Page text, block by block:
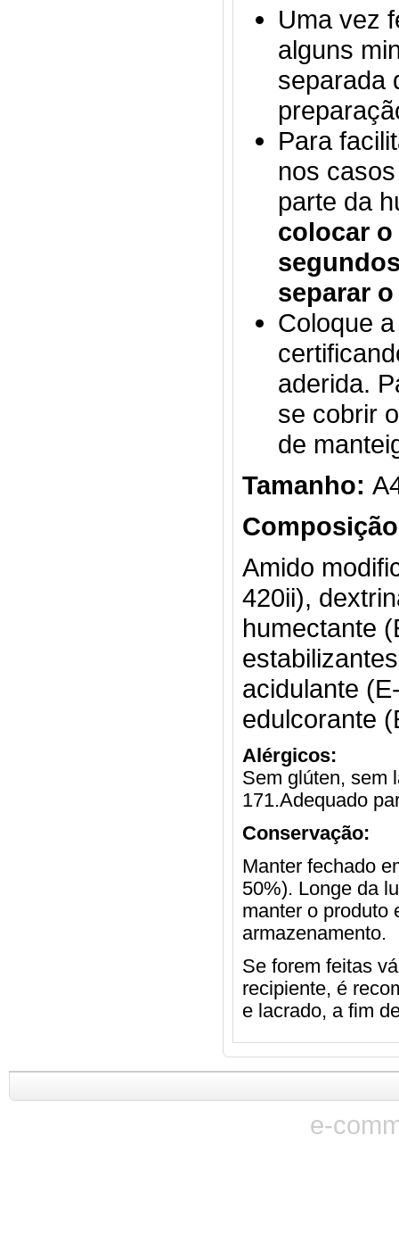
Uma vez
alguns
separada
Para
nos
parte da
colocar
separar
Coloque
aderida.
se cobrir
de
Tamanho:
Amido
420ii),
humectante
acidulante
edulcorante
Alérgicos:
Sem glúten, sem
171.Adequado
Conservação:
Manter fechado
50%). Longe da
manter o produto
armazenamento.
Se forem feitas
recipiente, é
e lacrado, a fim
e-